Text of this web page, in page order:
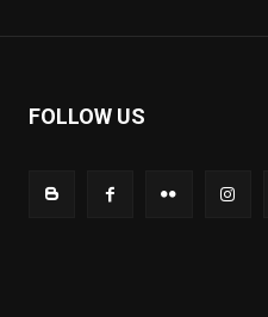
FOLLOW US